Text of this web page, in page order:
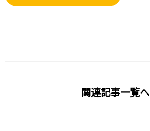
関連記事一覧へ